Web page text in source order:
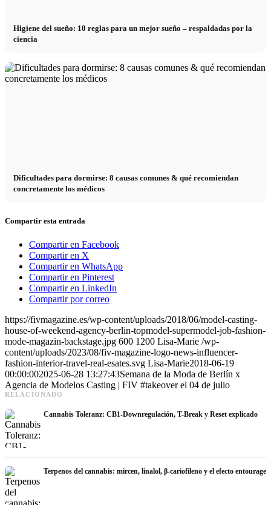
Higiene del sueño: 10 reglas para un mejor sueño – respaldadas por la
ciencia
Dificultades para dormirse: 8 causas comunes & qué recomiendan
concretamente los médicos
Compartir esta entrada
Compartir en Facebook
Compartir en X
Compartir en WhatsApp
Compartir en Pinterest
Compartir en LinkedIn
Compartir por correo
https://fivmagazine.es/wp-content/uploads/2018/06/model-casting-
house-of-weekend-agency-berlin-topmodel-supermodel-job-fashion-
mode-magazin-backstage.jpg 600 1200 Lisa-Marie /wp-
content/uploads/2023/08/fiv-magazine-logo-news-influencer-
fashion-interior-travel-real-esates.svg Lisa-Marie2018-06-19
00:00:002025-06-28 13:27:43Semana de la Moda de Berlín x
Agencia de Modelos Casting | FIV #takeover el 04 de julio
RELACIONADO
Cannabis Toleranz: CB1-Downregulación, T-Break y Reset explicado
Terpenos del cannabis: mircen, linalol, β-cariofileno y el efecto entourage